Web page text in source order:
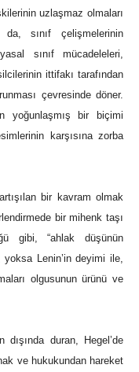
uzlaşmaz olmaları
sınıf çelişmelerinin
sınıf mücadeleleri,
ittifakı tarafından
çevresinde döner.
yoğunlaşmış bir biçimi
karşısına zorba
bir kavram olmak
bir mihenk taşı
gibi, “ahlak düşünün
yoksa Lenin’in deyimi ile,
olgusunun ürünü ve
duran, Hegel’de
ve hukukundan hareket